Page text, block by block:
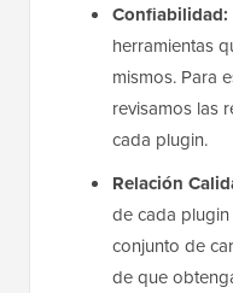
Confiabilidad:
herramientas
mismos. Para
revisamos las
cada plugin.
Relación
de cada
conjunto de
de que